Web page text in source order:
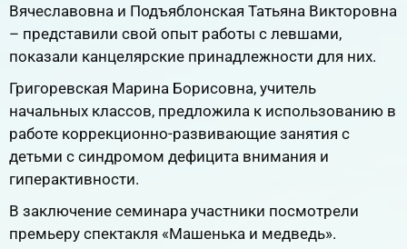
Вячеславовна и Подъяблонская Татьяна Викторовна
– представили свой опыт работы с левшами,
показали канцелярские принадлежности для них.
Григоревская Марина Борисовна, учитель
начальных классов, предложила к использованию в
работе коррекционно-развивающие занятия с
детьми с синдромом дефицита внимания и
гиперактивности.
В заключение семинара участники посмотрели
премьеру спектакля «Машенька и медведь».